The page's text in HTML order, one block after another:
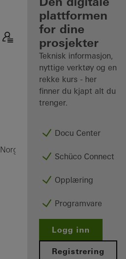
Oppdag Min
arbeidsplass
plattformen
for dine
prosjekter
Teknisk informasjon,
nyttige verktøy og en
rekke kurs - her
finner du kjapt alt du
trenger.
Docu Center
Schüco Connect
Opplæring
Programvare
Logg inn
Registrering
Norge